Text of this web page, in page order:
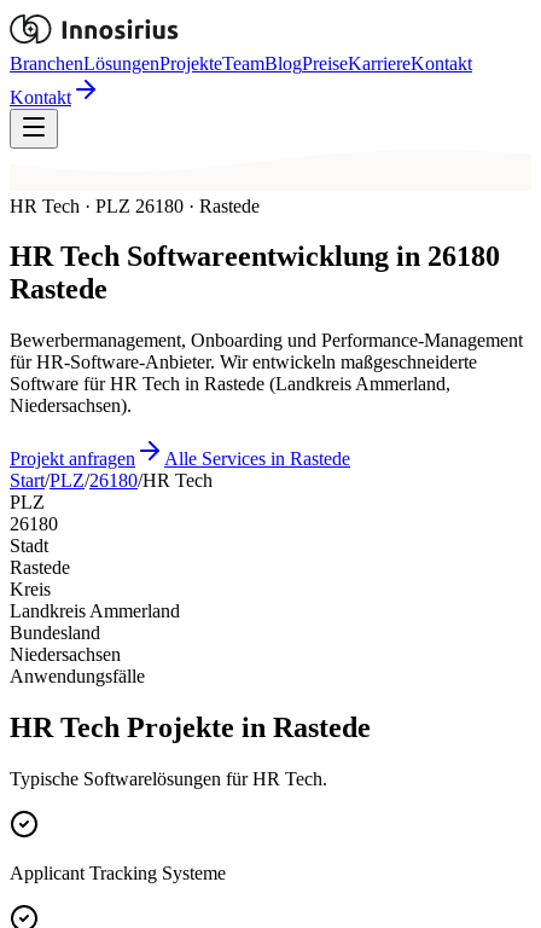
BranchenLösungenProjekteTeamBlogPreiseKarriereKontakt
Kontakt
HR Tech · PLZ 26180 · Rastede
HR Tech Softwareentwicklung in 26180
Rastede
Bewerbermanagement, Onboarding und Performance-Management
für HR-Software-Anbieter. Wir entwickeln maßgeschneiderte
Software für HR Tech in Rastede (Landkreis Ammerland,
Niedersachsen).
Projekt anfragen
Alle Services in Rastede
Start/PLZ/26180/HR Tech
PLZ
26180
Stadt
Rastede
Kreis
Landkreis Ammerland
Bundesland
Niedersachsen
Anwendungsfälle
HR Tech Projekte in Rastede
Typische Softwarelösungen für HR Tech.
Applicant Tracking Systeme